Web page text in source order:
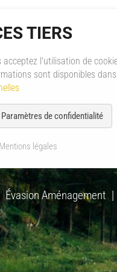
A
Évasion Aménagement
TIERS
l'utilisation de
sont disponibles dans
Paramètres de confidentialité
Mentions légales